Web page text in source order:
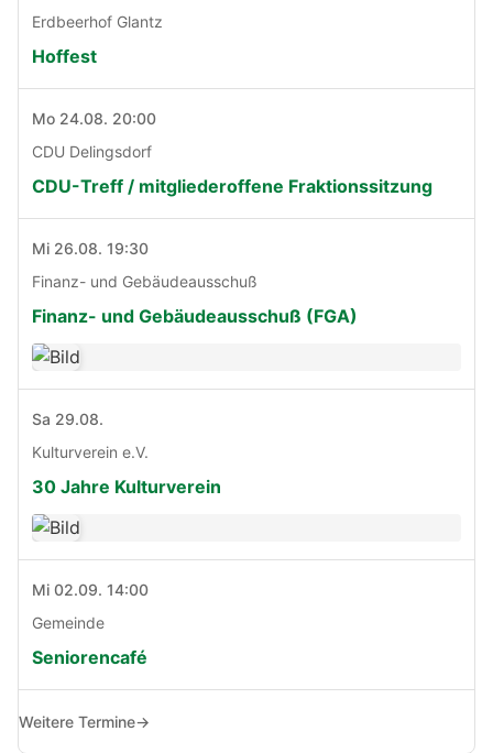
Erdbeerhof Glantz
Hoffest
Mo 24.08. 20:00
CDU Delingsdorf
CDU-Treff / mitgliederoffene Fraktionssitzung
Mi 26.08. 19:30
Finanz- und Gebäudeausschuß
Finanz- und Gebäudeausschuß (FGA)
Sa 29.08.
Kulturverein e.V.
30 Jahre Kulturverein
Mi 02.09. 14:00
Gemeinde
Seniorencafé
Weitere Termine→